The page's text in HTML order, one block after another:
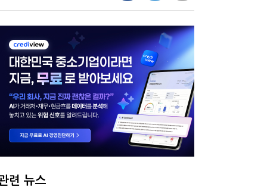
금 1억…국세청·관세청 누가 가져갈까
'콕' 집는 세관 직원 정체는?
단한다…더존비즈온 'ARIX 모델' 고도화
공제…임광현 "무한정 혜택, 공정한가"
효과…'올○스' 운영법인 폐업
생산땐 세금 깎아준다
드 '행시, 파격'
련 뉴스